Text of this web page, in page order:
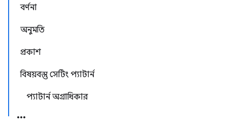
বর্ণনা
অনুমতি
প্রকাশ
বিষয়বস্তু সেটিং প্যাটার্ন
প্যাটার্ন অগ্রাধিকার